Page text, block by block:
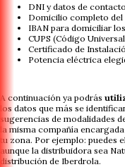
DNI y datos de
Domicilio completo del
IBAN para domiciliar
CUPS (Código
Certificado de
Potencia eléctrica
A continuación ya podrás
los datos que más se
sugerencias de modalidades
la misma compañía
tu zona. Por ejemplo: puedes
aunque la distribuidora sea
distribución de Iberdrola.